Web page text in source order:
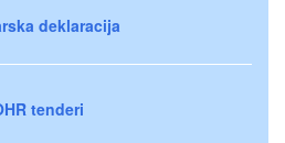
deklaracija
tenderi